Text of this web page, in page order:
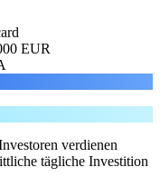
EUR
verdienen
tägliche Investition